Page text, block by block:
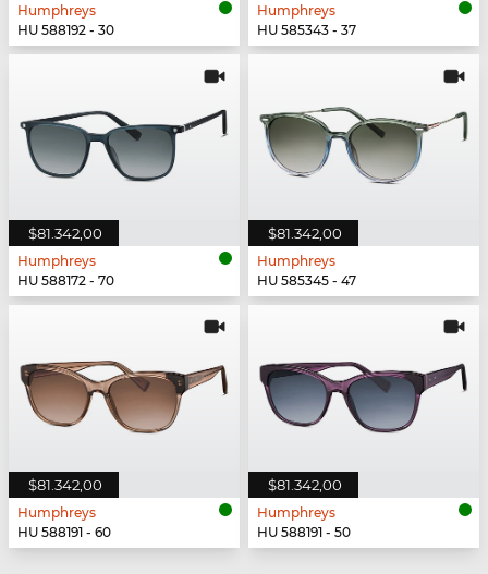
Humphreys
HU 588192 - 30
Humphreys
HU 585343 - 37
$81.342,00
Humphreys
HU 588172 - 70
$81.342,00
Humphreys
HU 585345 - 47
$81.342,00
Humphreys
HU 588191 - 60
$81.342,00
Humphreys
HU 588191 - 50